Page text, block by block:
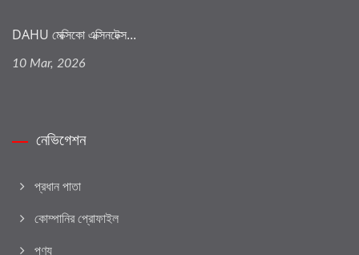
DAHU মেক্সিকো এক্সিনটেক্স...
10 Mar, 2026
নেভিগেশন
প্রধান পাতা
কোম্পানির প্রোফাইল
পণ্য